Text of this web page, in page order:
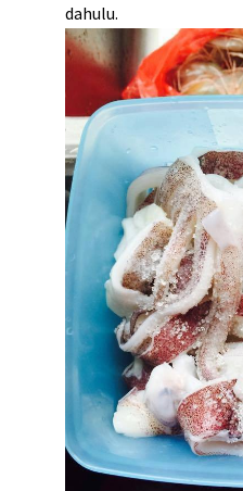
dahulu.